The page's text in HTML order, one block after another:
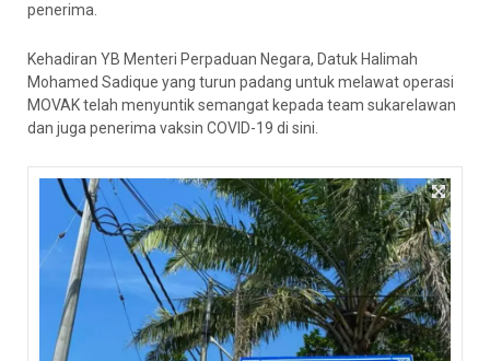
penerima.
Kehadiran YB Menteri Perpaduan Negara, Datuk Halimah
Mohamed Sadique yang turun padang untuk melawat operasi
MOVAK telah menyuntik semangat kepada team sukarelawan
dan juga penerima vaksin COVID-19 di sini.